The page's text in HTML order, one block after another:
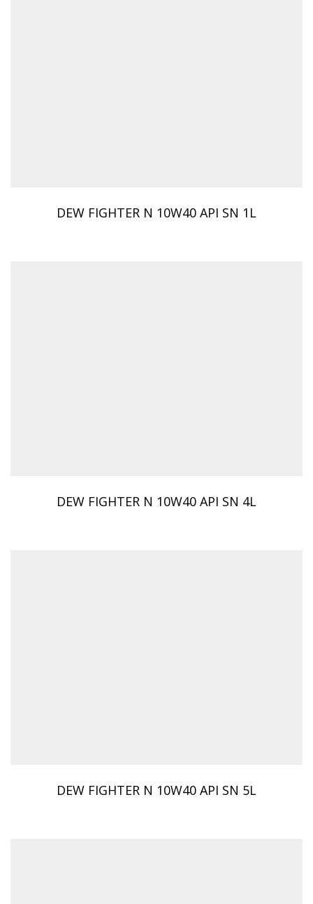
DEW FIGHTER N 10W40 API SN 1L
DEW FIGHTER N 10W40 API SN 4L
DEW FIGHTER N 10W40 API SN 5L